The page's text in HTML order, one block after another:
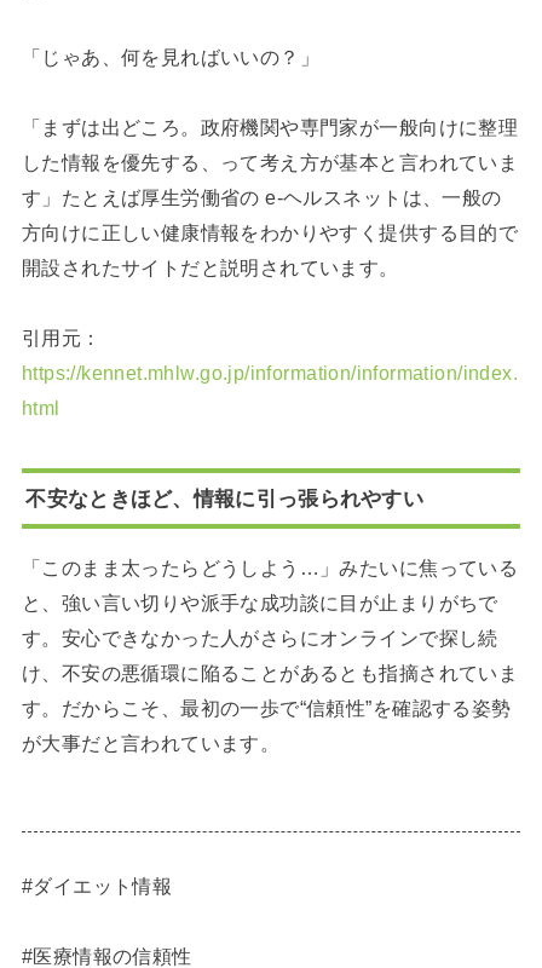
「じゃあ、何を見ればいいの？」
「まずは出どころ。政府機関や専門家が一般向けに整理
した情報を優先する、って考え方が基本と言われていま
す」たとえば厚生労働省の e-ヘルスネットは、一般の
方向けに正しい健康情報をわかりやすく提供する目的で
開設されたサイトだと説明されています。
引用元：
https://kennet.mhlw.go.jp/information/information/index.
html
不安なときほど、情報に引っ張られやすい
「このまま太ったらどうしよう…」みたいに焦っている
と、強い言い切りや派手な成功談に目が止まりがちで
す。安心できなかった人がさらにオンラインで探し続
け、不安の悪循環に陥ることがあるとも指摘されていま
す。だからこそ、最初の一歩で“信頼性”を確認する姿勢
が大事だと言われています。
#ダイエット情報
#医療情報の信頼性